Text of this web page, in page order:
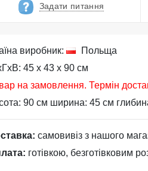
Задати питання
виробник:
Польща
45 x 43 x 90 см
на замовлення. Термін
90 см ширина: 45 см
самовивіз з нашого
готівкою, безготівковим